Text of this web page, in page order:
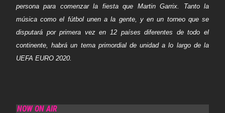
persona para comenzar la fiesta que Martin Garrix. Tanto la
música como el fútbol unen a la gente, y en un torneo que se
disputará por primera vez en 12 países diferentes de todo el
continente, habrá un tema primordial de unidad a lo largo de la
UEFA EURO 2020.
NOW ON AIR